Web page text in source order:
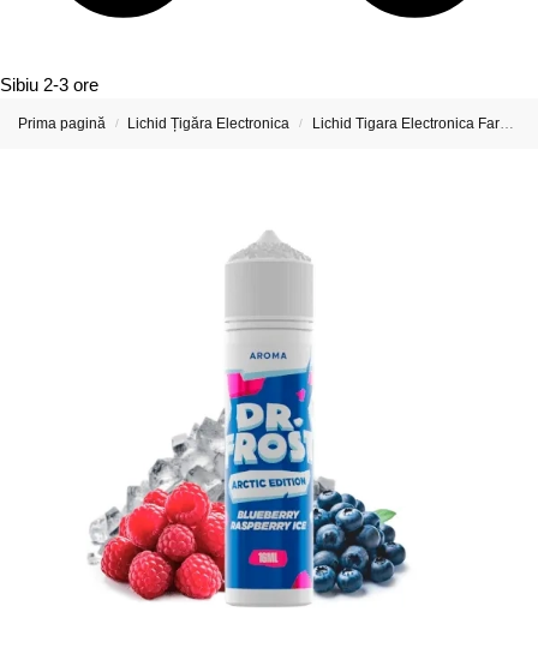
Sibiu 2-3 ore
Prima pagină / Lichid Țigăra Electronica / Lichid Tigara Electronica Fara Nicotina